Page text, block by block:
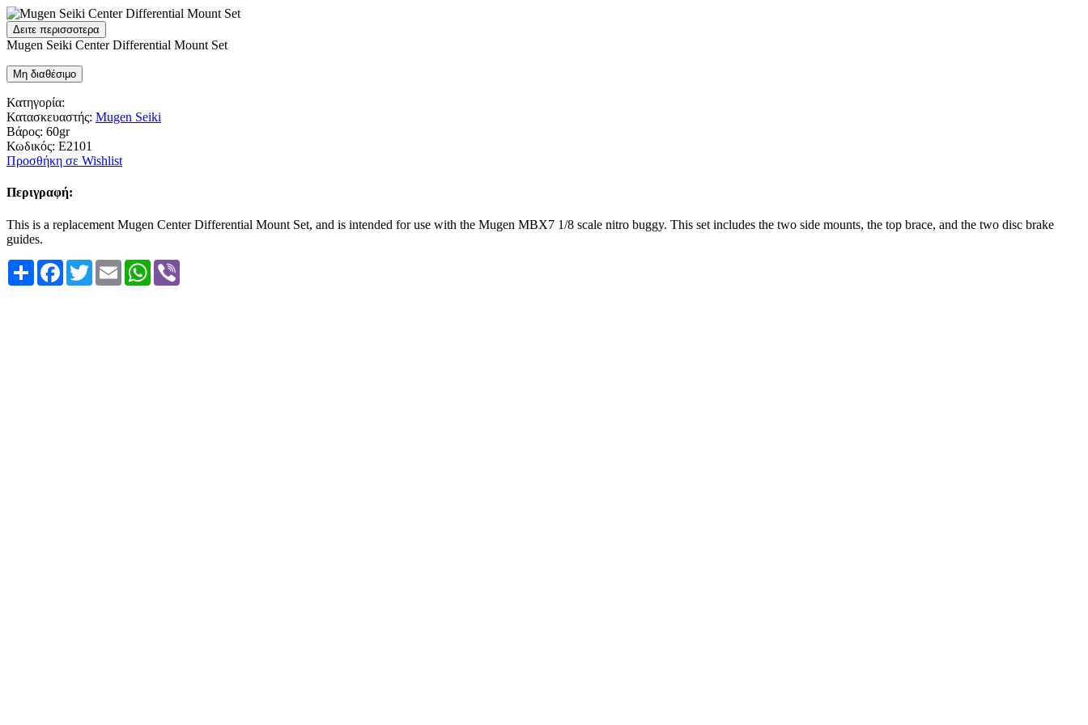
Δειτε περισσοτερα
Mugen Seiki Center Differential Mount Set
Μη διαθέσιμο
Κατηγορία:
Κατασκευαστής: Mugen Seiki
Βάρος: 60gr
Κωδικός: E2101
Προσθήκη σε Wishlist
Περιγραφή:
This is a replacement Mugen Center Differential Mount Set, and is intended for use with the Mugen MBX7 1/8 scale nitro buggy. This set includes the two side mounts, the top brace, and the two disc brake
guides.
Share Facebook
TwitterEmail WhatsApp